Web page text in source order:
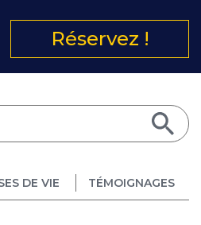
Réservez !
DE VIE TÉMOIGNAGES